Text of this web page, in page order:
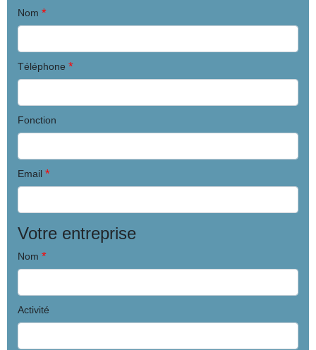
Nom *
Téléphone *
Fonction
Email *
Votre entreprise
Nom *
Activité